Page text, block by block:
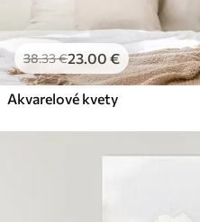
38.33€23.00 €
Akvarelové kvety